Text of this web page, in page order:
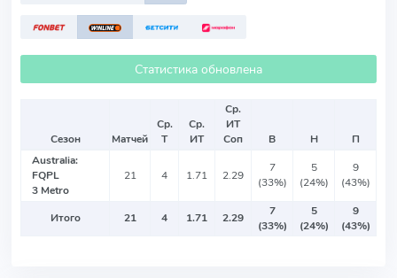
Статистика обновлена
Сезон Матчей
Ср.
Т
Ср.
ИТ
Ср.
ИТ
Соп
В Н
П
Australia:
FQPL
3 Metro
21 4 1.71 2.29
7
(33%)
5
(24%)
9
(43%)
Итого 21 4 1.71 2.29
7
(33%)
5
(24%)
9
(43%)